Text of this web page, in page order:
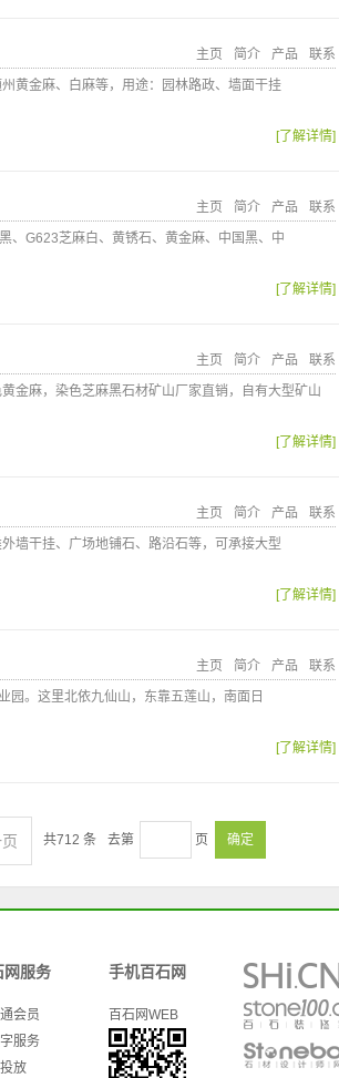
主页 简介 产品
联系
黄金麻、白麻等，用途：园林路政、墙面干挂
[了解详情]
主页 简介 产品
联系
、G623芝麻白、黄锈石、黄金麻、中国黑、中
[了解详情]
主页 简介 产品
联系
金麻，染色芝麻黑石材矿山厂家直销，自有大型矿山
[了解详情]
主页 简介 产品
联系
墙干挂、广场地铺石、路沿石等，可承接大型
[了解详情]
主页 简介 产品
联系
园。这里北依九仙山，东靠五莲山，南面日
[了解详情]
共712 条 去第 页 确定
网服务
会员
服务
放
手机百石网
百石网WEB